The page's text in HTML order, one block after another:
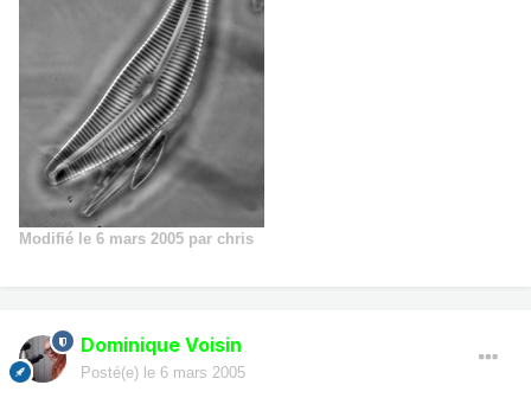
Modifié le 6 mars 2005 par chris
Dominique Voisin
Posté(e) le 6 mars 2005